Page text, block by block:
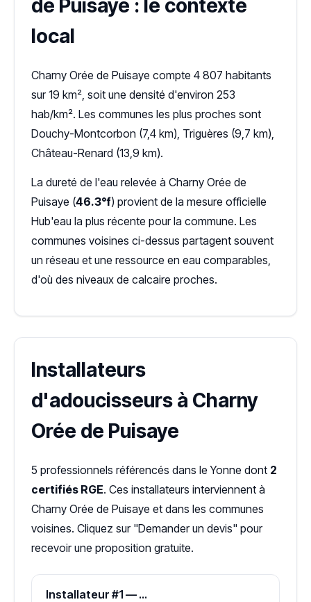
de Puisaye : le contexte
local
Charny Orée de Puisaye compte 4 807 habitants
sur 19 km², soit une densité d'environ 253
hab/km². Les communes les plus proches sont
Douchy-Montcorbon (7,4 km), Triguères (9,7 km),
Château-Renard (13,9 km).
La dureté de l'eau relevée à Charny Orée de
Puisaye (46.3°f) provient de la mesure officielle
Hub'eau la plus récente pour la commune. Les
communes voisines ci-dessus partagent souvent
un réseau et une ressource en eau comparables,
d'où des niveaux de calcaire proches.
Installateurs
d'adoucisseurs à Charny
Orée de Puisaye
5 professionnels référencés dans le Yonne dont 2
certifiés RGE. Ces installateurs interviennent à
Charny Orée de Puisaye et dans les communes
voisines. Cliquez sur "Demander un devis" pour
recevoir une proposition gratuite.
Installateur #1 — Zone Yonne